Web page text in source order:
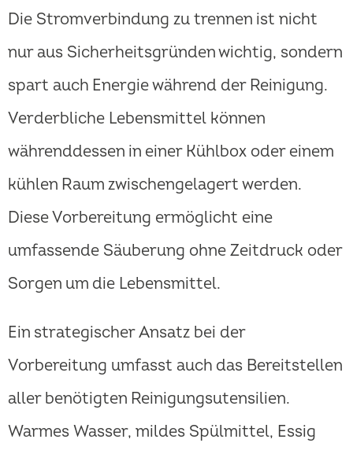
Die Stromverbindung zu trennen ist nicht
nur aus Sicherheitsgründen wichtig, sondern
spart auch Energie während der Reinigung.
Verderbliche Lebensmittel können
währenddessen in einer Kühlbox oder einem
kühlen Raum zwischengelagert werden.
Diese Vorbereitung ermöglicht eine
umfassende Säuberung ohne Zeitdruck oder
Sorgen um die Lebensmittel.
Ein strategischer Ansatz bei der
Vorbereitung umfasst auch das Bereitstellen
aller benötigten Reinigungsutensilien.
Warmes Wasser, mildes Spülmittel, Essig